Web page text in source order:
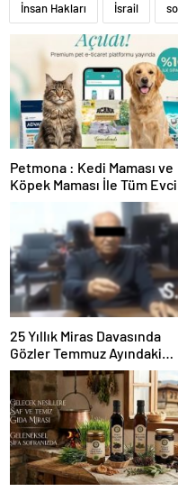
İnsan Hakları İsrail
Petmona : Kedi Maması ve
Köpek Maması İle Tüm
25 Yıllık Miras Davasında
Gözler Temmuz Ayındaki
Karar Duruşmasına Çevrildi